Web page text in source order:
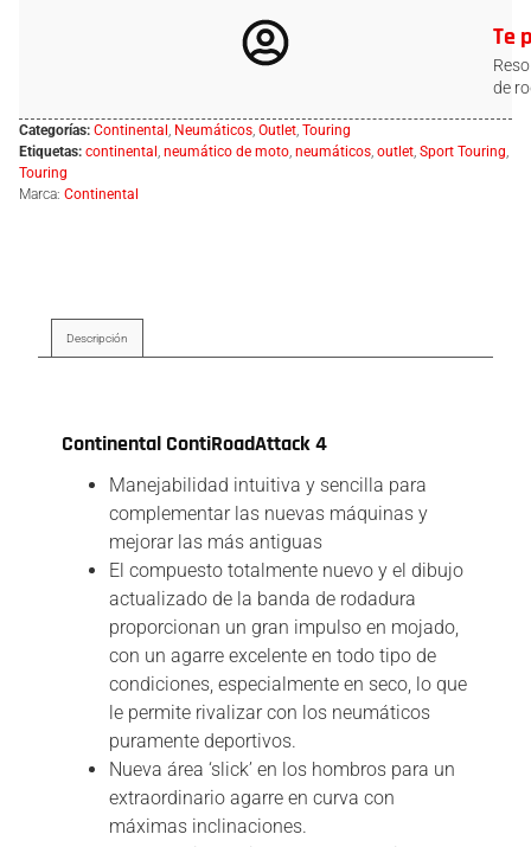
Te
de
Categorías: Continental, Neumáticos, Outlet, Touring
Etiquetas: continental, neumático de moto, neumáticos, outlet, Sport Touring,
Touring
Marca: Continental
Descripción
Continental ContiRoadAttack 4
Manejabilidad intuitiva y sencilla para
complementar las nuevas máquinas y
mejorar las más antiguas
El compuesto totalmente nuevo y el dibujo
actualizado de la banda de rodadura
proporcionan un gran impulso en mojado,
con un agarre excelente en todo tipo de
condiciones, especialmente en seco, lo que
le permite rivalizar con los neumáticos
puramente deportivos.
Nueva área ‘slick’ en los hombros para un
extraordinario agarre en curva con
máximas inclinaciones.